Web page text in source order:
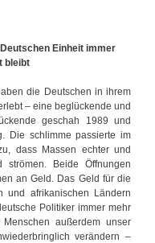
Einheit immer
bleibt
die Deutschen in ihrem
– eine beglückende und
geschah 1989 und
Die schlimme passierte im
dass Massen echter und
strömen. Beide Öffnungen
an Geld. Das Geld für die
und afrikanischen Ländern
Politiker immer mehr
außerdem unser
verändern –